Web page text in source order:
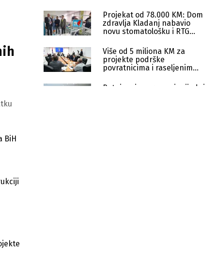
BiH
Projekat od 78.000 KM: Dom
zdravlja Kladanj nabavio
novu stomatološku i RTG
Više od 5 miliona KM za
projekte podrške
povratnicima i raseljenim
Potpisani sporazumi vrijedni